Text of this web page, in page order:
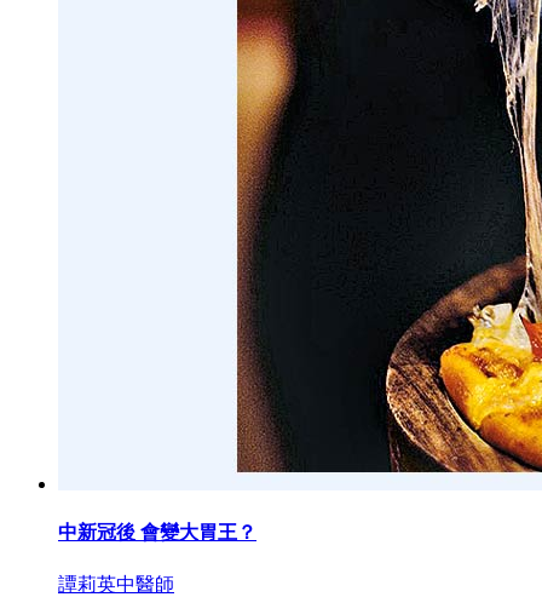
中新冠後 會變大胃王？
譚莉英中醫師